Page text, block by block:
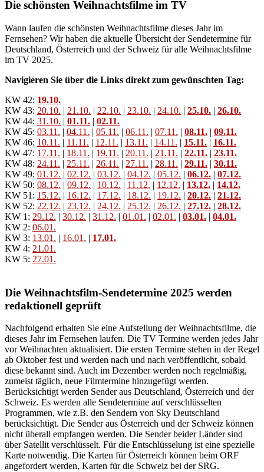
Die schönsten Weihnachtsfilme im TV
Wann laufen die schönsten Weihnachtsfilme dieses Jahr im
Fernsehen? Wir haben die aktuelle Übersicht der Sendetermine für
Deutschland, Österreich und der Schweiz für alle Weihnachtsfilme
im TV 2025.
Navigieren Sie über die Links direkt zum gewünschten Tag:
KW 42: 19.10.
KW 43: 20.10. | 21.10. | 22.10. | 23.10. | 24.10. | 25.10. | 26.10.
KW 44: 31.10. | 01.11. | 02.11.
KW 45: 03.11. | 04.11. | 05.11. | 06.11. | 07.11. | 08.11. | 09.11.
KW 46: 10.11. | 11.11. | 12.11. | 13.11. | 14.11. | 15.11. | 16.11.
KW 47: 17.11. | 18.11. | 19.11. | 20.11. | 21.11. | 22.11. | 23.11.
KW 48: 24.11. | 25.11. | 26.11. | 27.11. | 28.11. | 29.11. | 30.11.
KW 49: 01.12. | 02.12. | 03.12. | 04.12. | 05.12. | 06.12. | 07.12.
KW 50: 08.12. | 09.12. | 10.12. | 11.12. | 12.12. | 13.12. | 14.12.
KW 51: 15.12. | 16.12. | 17.12. | 18.12. | 19.12. | 20.12. | 21.12.
KW 52: 22.12. | 23.12. | 24.12. | 25.12. | 26.12. | 27.12. | 28.12.
KW 1: 29.12. | 30.12. | 31.12. | 01.01. | 02.01. | 03.01. | 04.01.
KW 2: 06.01.
KW 3: 13.01. | 16.01. | 17.01.
KW 4: 21.01.
KW 5: 27.01.
Die Weihnachtsfilm-Sendetermine 2025 werden
redaktionell geprüft
Nachfolgend erhalten Sie eine Aufstellung der Weihnachtsfilme, die
dieses Jahr im Fernsehen laufen. Die TV Termine werden jedes Jahr
vor Weihnachten aktualisiert. Die ersten Termine stehen in der Regel
ab Oktober fest und werden nach und nach veröffentlicht, sobald
diese bekannt sind. Auch im Dezember werden noch regelmäßig,
zumeist täglich, neue Filmtermine hinzugefügt werden.
Berücksichtigt werden Sender aus Deutschland, Österreich und der
Schweiz. Es werden alle Sendetermine auf verschlüsselten
Programmen, wie z.B. den Sendern von Sky Deutschland
berücksichtigt. Die Sender aus Österreich und der Schweiz können
nicht überall empfangen werden. Die Sender beider Länder sind
über Satellit verschlüsselt. Für die Entschlüsselung ist eine spezielle
Karte notwendig. Die Karten für Österreich können beim ORF
angefordert werden, Karten für die Schweiz bei der SRG.